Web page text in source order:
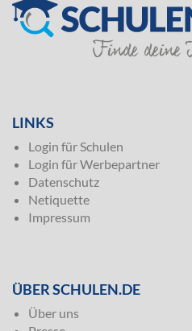
LINKS
Login für Schulen
Login für Werbepartner
Datenschutz
Netiquette
Impressum
ÜBER SCHULEN.DE
Über uns